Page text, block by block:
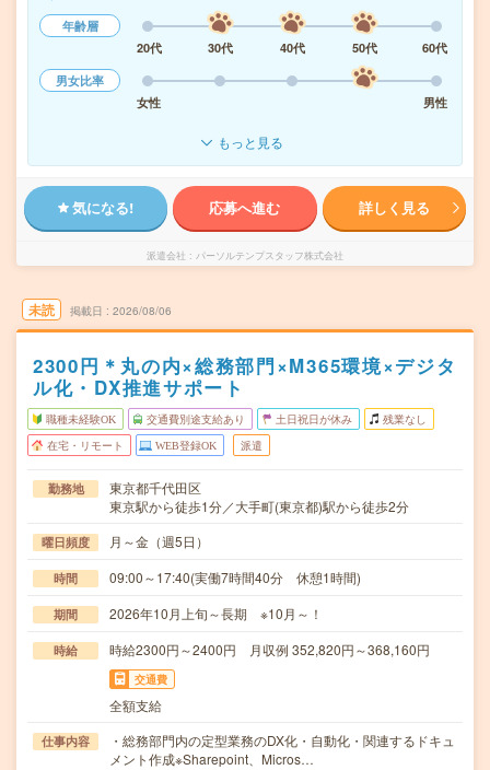
年齢層
20代
30代 40代 50代
60代
男女比率
女性
男性
もっと見る
気になる! 応募へ進む 詳しく見る
派遣会社 パーソルテンプスタッフ株式会社
未読 掲載日 2026/08/06
2300円＊丸の内×総務部門×M365環境×デジタ
ル化・DX推進サポート
職種未経験OK 交通費別途支給あり 土日祝日が休み 残業なし
在宅・リモート WEB登録OK 派遣
勤務地
東京都千代田区
東京駅から徒歩1分／大手町(東京都)駅から徒歩2分
曜日頻度 月～金（週5日）
時間 09:00～17:40(実働7時間40分 休憩1時間)
期間 2026年10月上旬～長期 ※10月～！
時給 時給2300円～2400円 月収例 352,820円～368,160円
交通費
全額支給
仕事内容
・総務部門内の定型業務のDX化・自動化・関連するドキュ
メント作成※Sharepoint、Micros…